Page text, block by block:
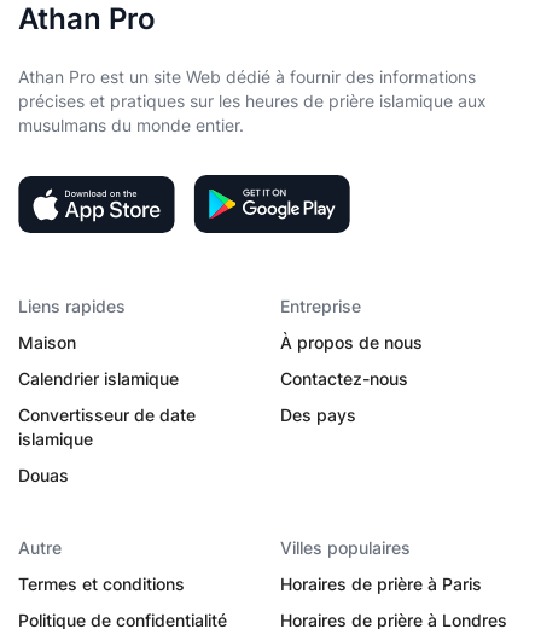
Athan Pro
Athan Pro est un site Web dédié à fournir des informations
précises et pratiques sur les heures de prière islamique aux
musulmans du monde entier.
Liens rapides
Maison
Calendrier islamique
Convertisseur de date
islamique
Douas
Entreprise
À propos de nous
Contactez-nous
Des pays
Autre
Termes et conditions
Politique de confidentialité
Villes populaires
Horaires de prière à Paris
Horaires de prière à Londres